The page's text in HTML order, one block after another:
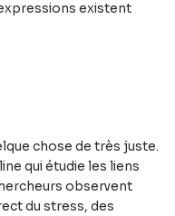
existent
chose de très juste.
qui étudie les liens
observent
du stress, des